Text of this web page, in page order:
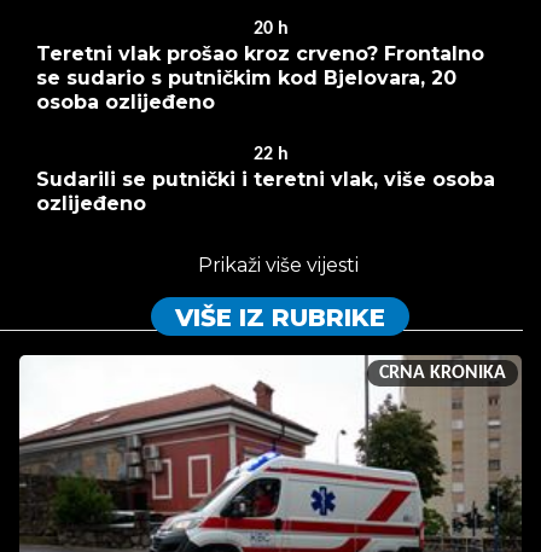
20 h
Teretni vlak prošao kroz crveno? Frontalno
se sudario s putničkim kod Bjelovara, 20
osoba ozlijeđeno
22 h
Sudarili se putnički i teretni vlak, više osoba
ozlijeđeno
Prikaži više vijesti
VIŠE IZ RUBRIKE
CRNA KRONIKA